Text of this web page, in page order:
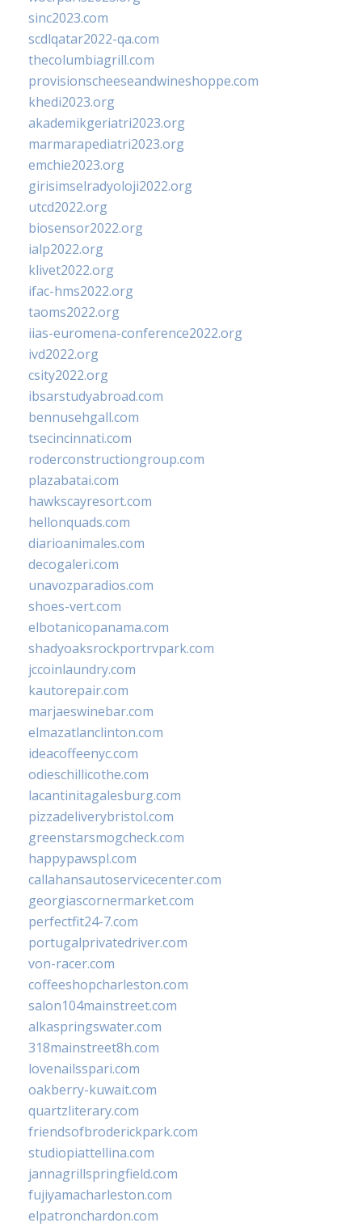
sinc2023.com
scdlqatar2022-qa.com
thecolumbiagrill.com
provisionscheeseandwineshoppe.com
khedi2023.org
akademikgeriatri2023.org
marmarapediatri2023.org
emchie2023.org
girisimselradyoloji2022.org
utcd2022.org
biosensor2022.org
ialp2022.org
klivet2022.org
ifac-hms2022.org
taoms2022.org
iias-euromena-conference2022.org
ivd2022.org
csity2022.org
ibsarstudyabroad.com
bennusehgall.com
tsecincinnati.com
roderconstructiongroup.com
plazabatai.com
hawkscayresort.com
hellonquads.com
diarioanimales.com
decogaleri.com
unavozparadios.com
shoes-vert.com
elbotanicopanama.com
shadyoaksrockportrvpark.com
jccoinlaundry.com
kautorepair.com
marjaeswinebar.com
elmazatlanclinton.com
ideacoffeenyc.com
odieschillicothe.com
lacantinitagalesburg.com
pizzadeliverybristol.com
greenstarsmogcheck.com
happypawspl.com
callahansautoservicecenter.com
georgiascornermarket.com
perfectfit24-7.com
portugalprivatedriver.com
von-racer.com
coffeeshopcharleston.com
salon104mainstreet.com
alkaspringswater.com
318mainstreet8h.com
lovenailsspari.com
oakberry-kuwait.com
quartzliterary.com
friendsofbroderickpark.com
studiopiattellina.com
jannagrillspringfield.com
fujiyamacharleston.com
elpatronchardon.com